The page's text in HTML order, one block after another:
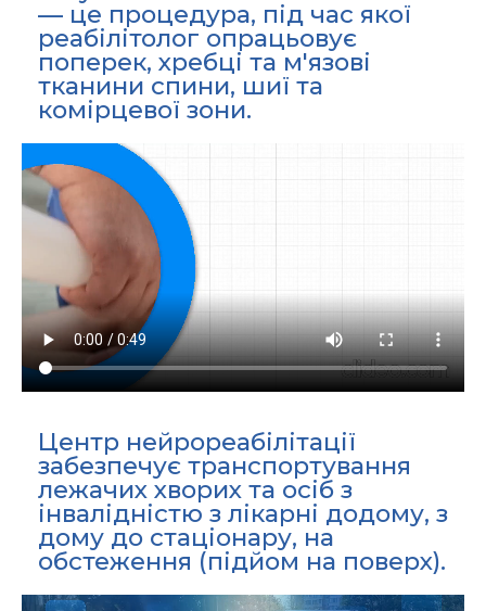
— це процедура, під час якої
реабілітолог опрацьовує
поперек, хребці та м'язові
тканини спини, шиї та
комірцевої зони.
Центр нейрореабілітації
забезпечує транспортування
лежачих хворих та осіб з
інвалідністю з лікарні додому, з
дому до стаціонару, на
обстеження (підйом на поверх).